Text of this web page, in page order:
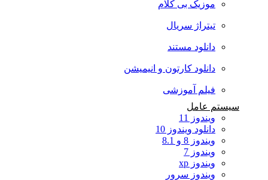
موزیک بی کلام
تیتراژ سریال
دانلود مستند
دانلود کارتون و انیمیشن
فیلم آموزشی
سیستم عامل
ویندوز 11
دانلود ویندوز 10
ویندوز 8 و 8.1
ویندوز 7
ویندوز xp
ویندوز سرور